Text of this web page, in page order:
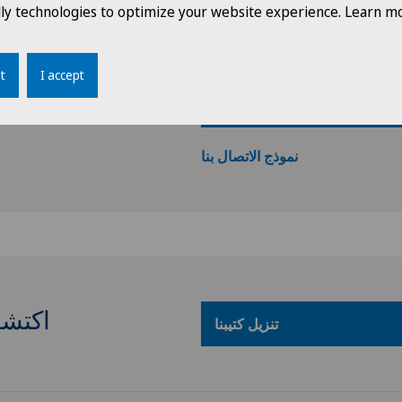
نحن نتطلع إلى
نموذج الاتصال بنا
تنزيل كتيبنا
technologies to optimize your website experience. Learn
I accept